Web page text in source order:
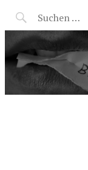
RW-